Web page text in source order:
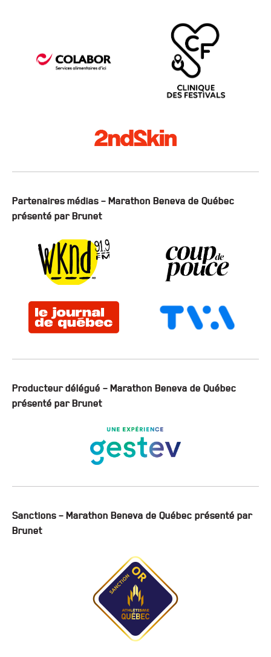
Partenaires médias – Marathon Beneva de Québec
présenté par Brunet
Producteur délégué – Marathon Beneva de Québec
présenté par Brunet
Sanctions – Marathon Beneva de Québec présenté par
Brunet